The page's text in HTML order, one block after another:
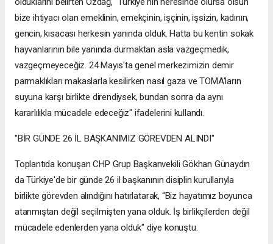
bize ihtiyacı olan emeklinin, emekçinin, işçinin, işsizin, kadının,
gencin, kısacası herkesin yanında olduk. Hatta bu kentin sokak
hayvanlarının bile yanında durmaktan asla vazgeçmedik,
vazgeçmeyeceğiz. 24 Mayıs'ta genel merkezimizin demir
parmaklıkları makaslarla kesilirken nasıl gaza ve TOMA'ların
suyuna karşı birlikte direndiysek, bundan sonra da aynı
kararlılıkla mücadele edeceğiz" ifadelerini kullandı.
"BİR GÜNDE 26 İL BAŞKANIMIZ GÖREVDEN ALINDI"
Toplantıda konuşan CHP Grup Başkanvekili Gökhan Günaydın
da Türkiye'de bir günde 26 il başkanının disiplin kurullarıyla
birlikte görevden alındığını hatırlatarak, “Biz hayatımız boyunca
atanmıştan değil seçilmişten yana olduk. İş birlikçilerden değil
mücadele edenlerden yana olduk" diye konuştu.